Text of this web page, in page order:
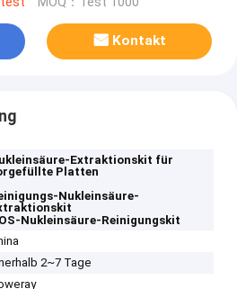
Kontakt
Extraktionskit für
Platten
Nukleinsäure-
Nukleinsäure-Reinigungskit
2~7 Tage